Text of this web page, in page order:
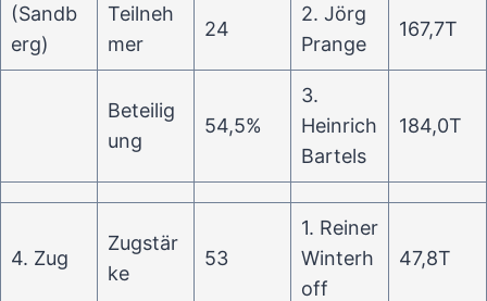
(Sandb
erg)
Teilneh
mer
24
2. Jörg
Prange
167,7T
Beteilig
ung
54,5%
3.
Heinrich
Bartels
184,0T
4. Zug
Zugstär
ke
53
1. Reiner
Winterh
off
47,8T